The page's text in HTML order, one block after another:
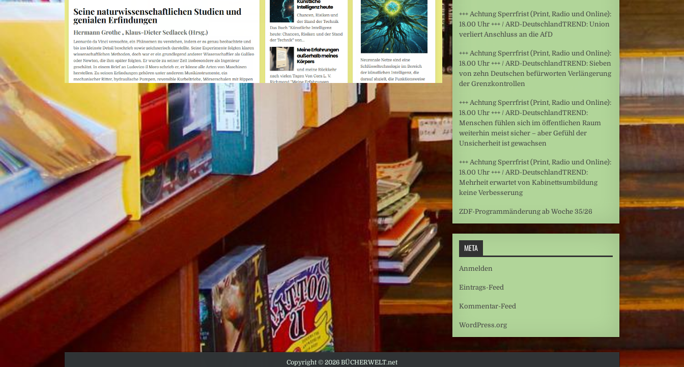
+++ Achtung Sperrfrist (Print, Radio und Online):
18.00 Uhr +++ / ARD-DeutschlandTREND: Union
verliert Anschluss an die AfD
+++ Achtung Sperrfrist (Print, Radio und Online):
18.00 Uhr +++ / ARD-DeutschlandTREND: Sieben
von zehn Deutschen befürworten Verlängerung
der Grenzkontrollen
+++ Achtung Sperrfrist (Print, Radio und Online):
18.00 Uhr +++ / ARD-DeutschlandTREND:
Menschen fühlen sich im öffentlichen Raum
weiterhin meist sicher – aber Gefühl der
Unsicherheit ist gewachsen
+++ Achtung Sperrfrist (Print, Radio und Online):
18.00 Uhr +++ / ARD-DeutschlandTREND:
Mehrheit erwartet von Kabinettsumbildung
keine Verbesserung
ZDF-Programmänderung ab Woche 35/26
META
Anmelden
Eintrags-Feed
Kommentar-Feed
WordPress.org
Copyright © 2026 BÜCHERWELT.net